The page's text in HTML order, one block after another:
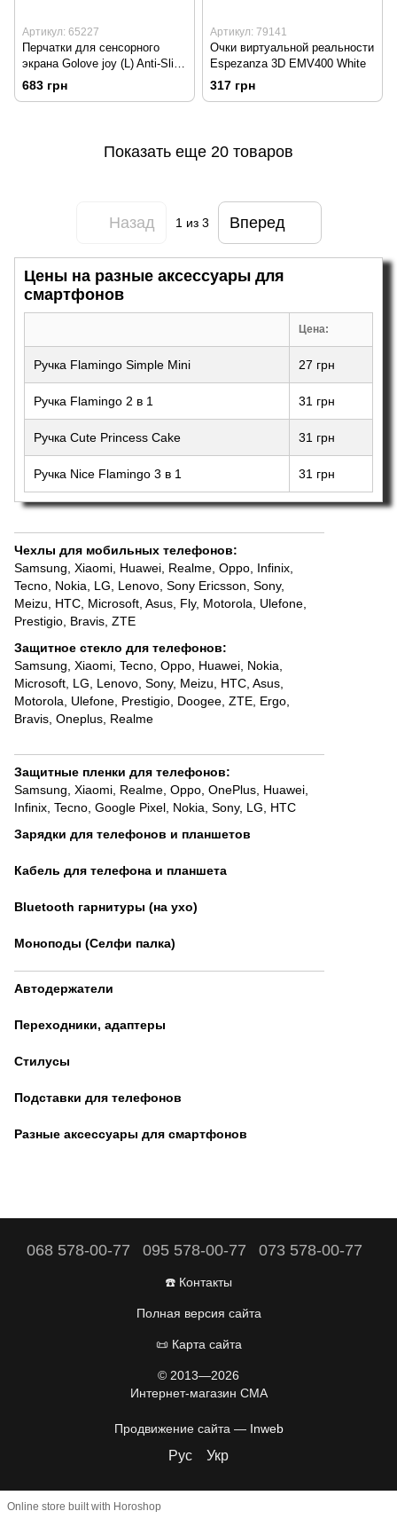
Артикул: 65227
Перчатки для сенсорного
экрана Golove joy (L) Anti-Slip
Black
683 грн
Артикул: 79141
Очки виртуальной реальности
Espezanza 3D EMV400 White
317 грн
Показать еще 20 товаров
Назад 1из 3 Вперед
Цены на разные аксессуары для
смартфонов
Цена:
Ручка Flamingo Simple Mini 27 грн
Ручка Flamingo 2 в 1 31 грн
Ручка Cute Princess Cake 31 грн
Ручка Nice Flamingo 3 в 1 31 грн
Чехлы для мобильных телефонов:
Samsung Xiaomi Huawei Realme Oppo Infinix
Tecno Nokia LG Lenovo Sony Ericsson, Sony,
Meizu
HTC Microsoft Asus Fly, Motorola Ulefone
Prestigio Bravis ZTE
Защитное стекло для телефонов:
Samsung Xiaomi Tecno Oppo Huawei Nokia,
Microsoft LG Lenovo Sony, Meizu HTC Asus
Motorola
Ulefone Prestigio Doogee ZTE Ergo
Bravis Oneplus Realme
Защитные пленки для телефонов:
Samsung Xiaomi Realme Oppo OnePlus Huawei
Infinix Tecno Google Pixel Nokia Sony, LG
HTC
Зарядки для телефонов и планшетов
Кабель для телефона и планшета
Bluetooth гарнитуры (на ухо)
Моноподы (Селфи палка)
Автодержатели
Переходники, адаптеры
Стилусы
Подставки для телефонов
Разные аксессуары для смартфонов
068 578-00-77 095 578-00-77 073 578-00-77
☎️ Контакты
Полная версия сайта
📜 Карта сайта
© 2013—2026
Интернет-магазин CMA
Продвижение сайта — Inweb
Рус Укр
Online store built with Horoshop